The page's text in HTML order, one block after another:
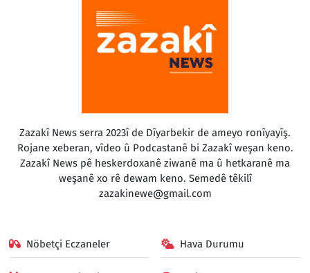
Zazakî News serra 2023î de Dîyarbekir de ameyo ronîyayîş.
Rojane xeberan, vîdeo û Podcastanê bi Zazakî weşan keno.
Zazakî News pê heskerdoxanê ziwanê ma û hetkaranê ma
weşanê xo rê dewam keno. Semedê têkilî
zazakinewe@gmail.com
Nöbetçi Eczaneler Hava Durumu